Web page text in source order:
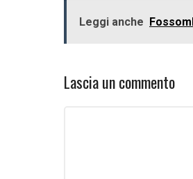
Leggi anche
Lascia un commento